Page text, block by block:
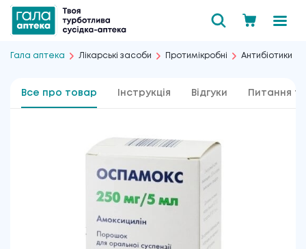
Гала аптека Лікарські засоби Протимікробні Антибіотики
Все про товар Інструкція Відгуки Питання та